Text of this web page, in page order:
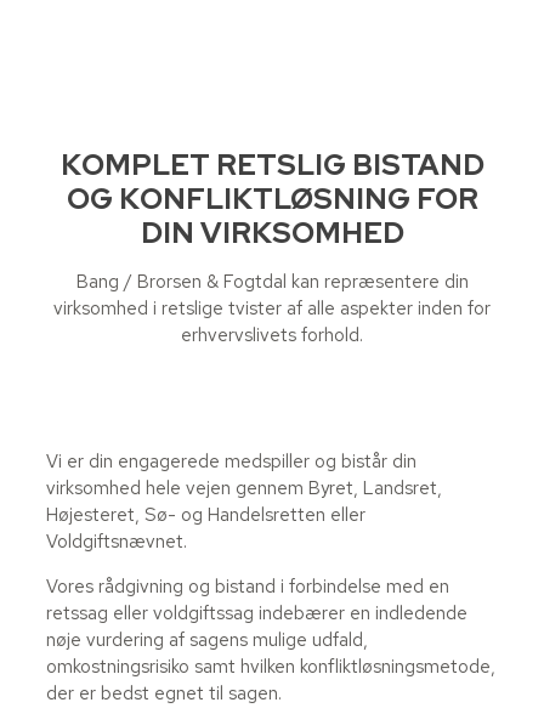
KOMPLET RETSLIG BISTAND
OG KONFLIKTLØSNING FOR
DIN VIRKSOMHED​
Bang / Brorsen & Fogtdal kan repræsentere din
virksomhed i retslige tvister af alle aspekter inden for
erhvervslivets forhold.
Vi er din engagerede medspiller og bistår din
virksomhed hele vejen gennem Byret, Landsret,
Højesteret, Sø- og Handelsretten eller
Voldgiftsnævnet.
Vores rådgivning og bistand i forbindelse med en
retssag eller voldgiftssag indebærer en indledende
nøje vurdering af sagens mulige udfald,
omkostningsrisiko samt hvilken konfliktløsningsmetode,
der er bedst egnet til sagen.